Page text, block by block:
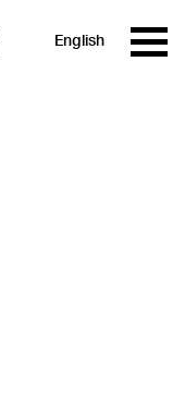
English